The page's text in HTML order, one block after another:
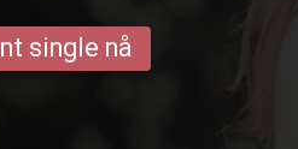
single nå